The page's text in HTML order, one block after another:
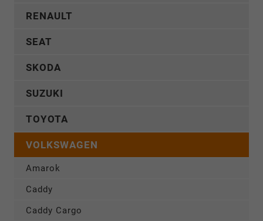
RENAULT
SEAT
SKODA
SUZUKI
TOYOTA
VOLKSWAGEN
Amarok
Caddy
Caddy Cargo